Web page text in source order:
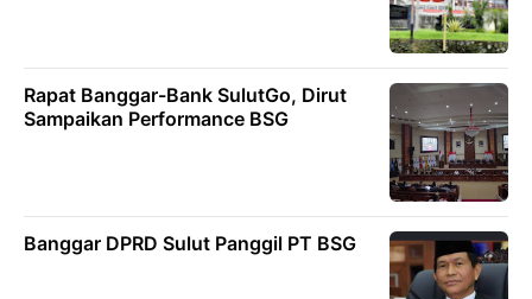
Rapat Banggar-Bank SulutGo, Dirut
Sampaikan Performance BSG
Banggar DPRD Sulut Panggil PT BSG